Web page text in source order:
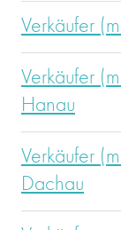
Verkäufer
Verkäufer
Hanau
Verkäufer
Dachau